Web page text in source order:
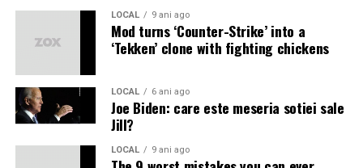
Sursa: agerpres.roLOCAL 9 ani ago
Mod turns ‘Counter-Strike’ into a
‘Tekken’ clone with fighting chickens
LOCAL 6 ani ago
Joe Biden: care este meseria sotiei sale
Jill?
LOCAL 9 ani ago